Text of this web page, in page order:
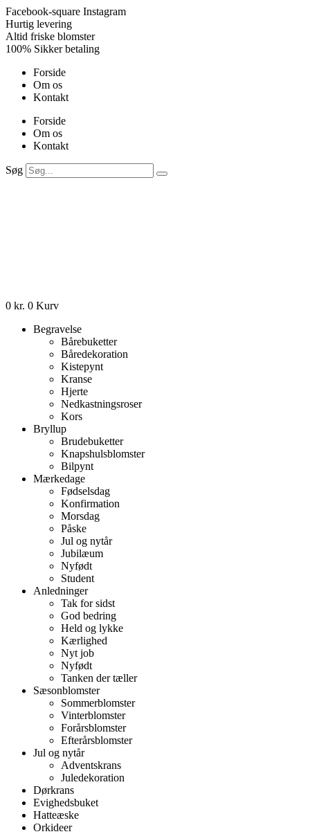
Videre
til
indhold
Facebook-square Instagram
Hurtig levering
Altid friske blomster
100% Sikker betaling
Forside
Om os
Kontakt
Forside
Om os
Kontakt
Søg
0 kr. 0 Kurv
Begravelse
Bårebuketter
Båredekoration
Kistepynt
Kranse
Hjerte
Nedkastningsroser
Kors
Bryllup
Brudebuketter
Knapshulsblomster
Bilpynt
Mærkedage
Fødselsdag
Konfirmation
Morsdag
Påske
Jul og nytår
Jubilæum
Nyfødt
Student
Anledninger
Tak for sidst
God bedring
Held og lykke
Kærlighed
Nyt job
Nyfødt
Tanken der tæller
Sæsonblomster
Sommerblomster
Vinterblomster
Forårsblomster
Efterårsblomster
Jul og nytår
Adventskrans
Juledekoration
Dørkrans
Evighedsbuket
Hatteæske
Orkideer